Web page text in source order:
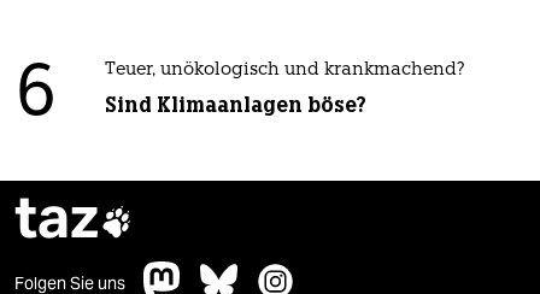
6 Teuer, unökologisch und krankmachend?
Sind Klimaanlagen böse?
taz
Folgen Sie uns